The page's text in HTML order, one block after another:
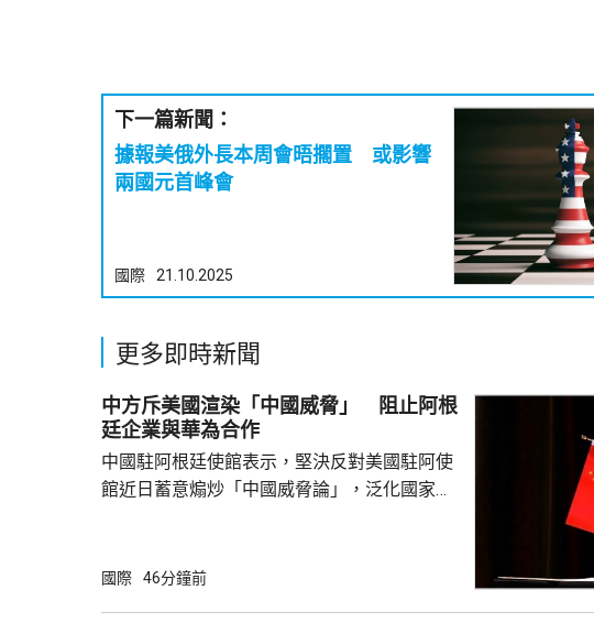
下一篇新聞：
據報美俄外長本周會晤擱置 或影響
兩國元首峰會
國際 21.10.2025
更多即時新聞
中方斥美國渲染「中國威脅」 阻止阿根
廷企業與華為合作
中國駐阿根廷使館表示，堅決反對美國駐阿使
館近日蓄意煽炒「中國威脅論」，泛化國家安
與偏見，極不尊重他國主權並嚴重破壞自由市
國際 46分鐘前